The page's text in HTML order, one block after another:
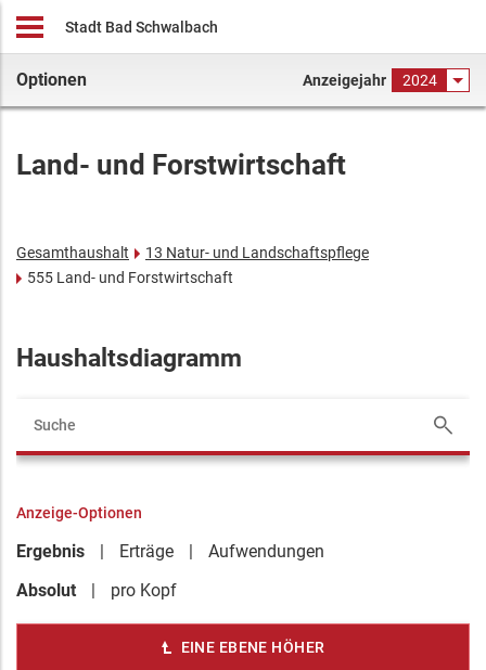
Stadt Bad Schwalbach
Optionen Anzeigejahr 2024
Land- und Forstwirtschaft
Gesamthaushalt
13 Natur- und Landschaftspflege
555 Land- und Forstwirtschaft
Haushaltsdiagramm
Anzeige-Optionen
Ergebnis Erträge
Aufwendungen
Absolut
pro Kopf
EINE EBENE HÖHER